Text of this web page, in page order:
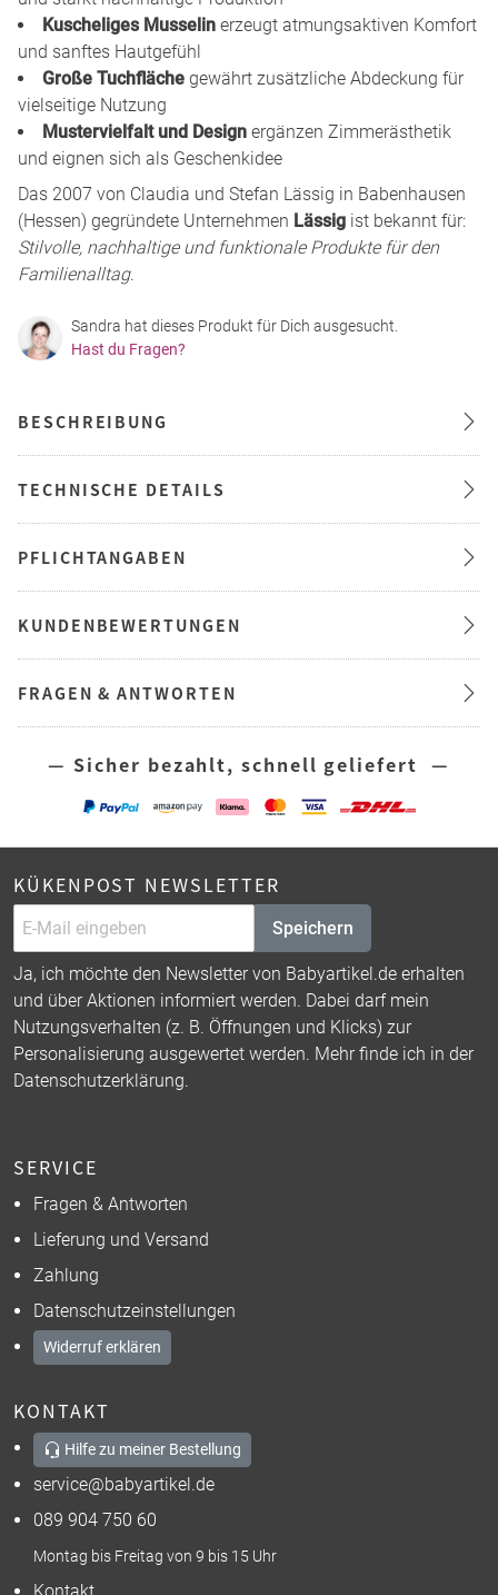
Kuscheliges Musselin erzeugt atmungsaktiven Komfort
und sanftes Hautgefühl
Große Tuchfläche gewährt zusätzliche Abdeckung für
vielseitige Nutzung
Mustervielfalt und Design ergänzen Zimmerästhetik
und eignen sich als Geschenkidee
Das 2007 von Claudia und Stefan Lässig in Babenhausen
(Hessen) gegründete Unternehmen Lässig ist bekannt für:
Stilvolle, nachhaltige und funktionale Produkte für den
Familienalltag.
Sandra hat dieses Produkt für Dich ausgesucht.
Hast du Fragen?
BESCHREIBUNG
TECHNISCHE DETAILS
PFLICHTANGABEN
KUNDENBEWERTUNGEN
FRAGEN & ANTWORTEN
— Sicher bezahlt, schnell geliefert —
KÜKENPOST NEWSLETTER
Speichern
Ja, ich möchte den Newsletter von Babyartikel.de erhalten
und über Aktionen informiert werden. Dabei darf mein
Nutzungsverhalten (z. B. Öffnungen und Klicks) zur
Personalisierung ausgewertet werden. Mehr finde ich in der
Datenschutzerklärung.
SERVICE
Fragen & Antworten
Lieferung und Versand
Zahlung
Datenschutzeinstellungen
Widerruf erklären
KONTAKT
Hilfe zu meiner Bestellung
service@babyartikel.de
089 904 750 60
Montag bis Freitag von 9 bis 15 Uhr
Kontakt